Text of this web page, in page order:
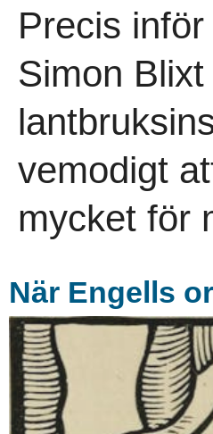
Precis
Simon
vemodigt
mycket för
När Engells